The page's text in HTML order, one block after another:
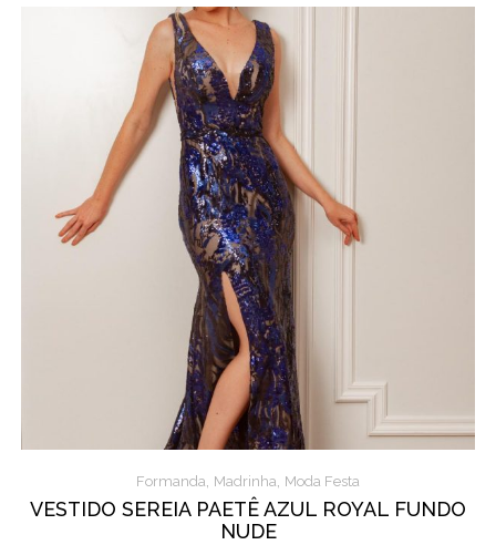
Formanda, Madrinha, Moda Festa
VESTIDO SEREIA PAETÊ AZUL ROYAL FUNDO
NUDE